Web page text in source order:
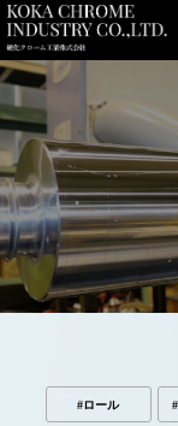
#ロール